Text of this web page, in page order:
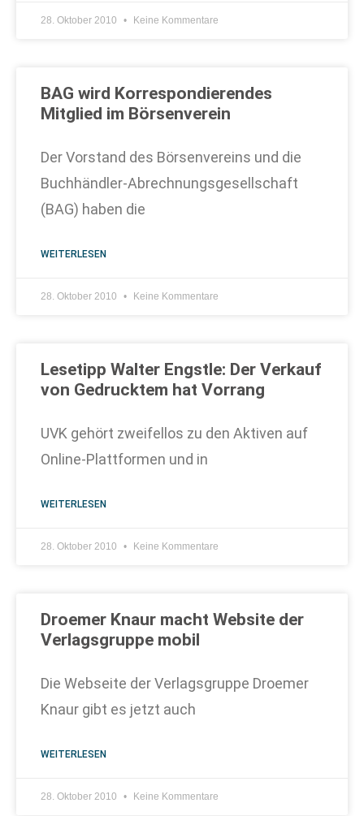
28. Oktober 2010 Keine Kommentare
BAG wird Korrespondierendes
Mitglied im Börsenverein
Der Vorstand des Börsenvereins und die
Buchhändler-Abrechnungsgesellschaft
(BAG) haben die
WEITERLESEN
28. Oktober 2010 Keine Kommentare
Lesetipp Walter Engstle: Der Verkauf
von Gedrucktem hat Vorrang
UVK gehört zweifellos zu den Aktiven auf
Online-Plattformen und in
WEITERLESEN
28. Oktober 2010 Keine Kommentare
Droemer Knaur macht Website der
Verlagsgruppe mobil
Die Webseite der Verlagsgruppe Droemer
Knaur gibt es jetzt auch
WEITERLESEN
28. Oktober 2010 Keine Kommentare